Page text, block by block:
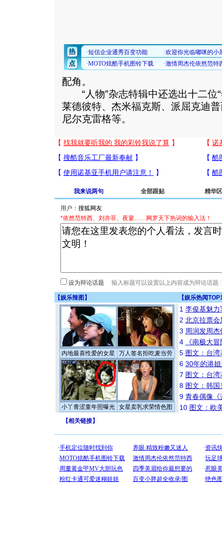
配角。
“人物”杂志特辑中还选出十二位“
莱德彼特、杰米福克斯、派屈克迪
尼尔克雷格等。
我来说两句 全部跟贴 精华区
用户：
*依然范特西、刘亦菲、夜宴……网罗天下热词的输入法！
设为辩论话题
【娱乐辣图 】 【娱乐热闻
内地最喜性爱的女星 万人签名拒吃麦当劳
小丫青涩童年照曝光 女星卖乳求荣情色图
1 李俊基魅力
2 北京拉票
3 周润发周
4
《南极大
5 图文：台
6 30年的港
7 图文：台
8 图文：韩
9 青春偶像《
10 图文：欧
【相关链接】